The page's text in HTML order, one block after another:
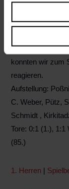
Der Trainer hatte
gebracht, der
die Verletzung
konnten wir zum
reagieren.
Aufstellung:
C. Weber, Pütz,
Schmidt ,
Tore: 0:1 (1.),
(85.)
1. Herren |